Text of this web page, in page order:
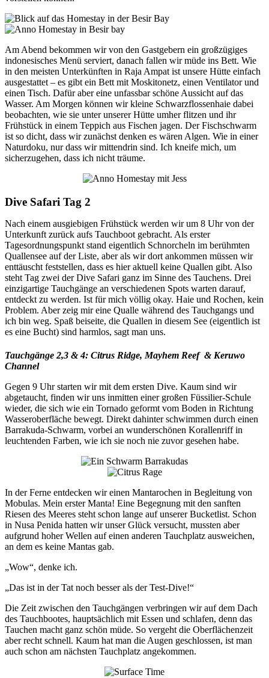
Am Abend bekommen wir von den Gastgebern ein großzügiges
indonesisches Menü serviert, danach fallen wir müde ins Bett. Wie
in den meisten Unterkünften in Raja Ampat ist unsere Hütte einfach
ausgestattet – es gibt ein Bett mit Moskitonetz, einen Ventilator und
einen Tisch. Dafür aber eine unfassbar schöne Aussicht auf das
Wasser. Am Morgen können wir kleine Schwarzflossenhaie dabei
beobachten, wie sie unter unserer Hütte umher flitzen und ihr
Frühstück in einem Teppich aus Fischen jagen. Der Fischschwarm
ist so dicht, dass wir zunächst denken es wären Algen. Wie in einer
Naturdoku, nur dass wir mittendrin sind. Ich kneife mich, um
sicherzugehen, dass ich nicht träume.
Dive Safari Tag 2
Nach einem ausgiebigen Frühstück werden wir um 8 Uhr von der
Unterkunft zurück aufs Tauchboot gebracht. Als erster
Tagesordnungspunkt stand eigentlich Schnorcheln im berühmten
Quallensee auf der Liste, aber als wir dort ankommen müssen wir
enttäuscht feststellen, dass es hier aktuell keine Quallen gibt. Also
steht Tag zwei der Dive Safari ganz im Sinne des Tauchens. Drei
einzigartige Tauchgänge an verschiedenen Spots warten darauf,
entdeckt zu werden. Ist für mich völlig okay. Haie und Rochen, kein
Problem. Aber zeig mir eine Qualle während des Tauchgangs und
ich bin weg. Spaß beiseite, die Quallen in diesem See (eigentlich ist
es eine Bucht) sind harmlos, sagt man uns.
Tauchgänge 2,3 & 4: Citrus Ridge, Mayhem Reef & Keruwo
Channel
Gegen 9 Uhr starten wir mit dem ersten Dive. Kaum sind wir
abgetaucht, finden wir uns inmitten einer großen Füssilier-Schule
wieder, die sich wie ein Tornado geformt vom Boden in Richtung
Wasseroberfläche bewegt. Direkt dahinter schwimmen durch einen
Barrakuda-Schwarm, vorbei an wunderschönen Korallenriff in
leuchtenden Farben, wie ich sie noch nie zuvor gesehen habe.
In der Ferne entdecken wir einen Mantarochen in Begleitung von
Mobulas. Mein erster Manta! Eine Begegnung mit den sanften
Riesen des Meeres steht schon lange auf unserer Bucketlist. Schon
in Nusa Penida hatten wir unser Glück versucht, mussten aber
aufgrund hoher Wellen auf einen anderen Tauchplatz ausweichen,
an dem es keine Mantas gab.
„Wow“, denke ich.
„Das ist in der Tat noch besser als der Test-Dive!“
Die Zeit zwischen den Tauchgängen verbringen wir auf dem Dach
des Tauchbootes, hauptsächlich mit Essen und schlafen, denn das
Tauchen macht ganz schön müde. So vergeht die Oberflächenzeit
aber recht schnell. Kaum hat man die Augen geschlossen, ist man
auch schon am nächsten Tauchplatz angekommen.